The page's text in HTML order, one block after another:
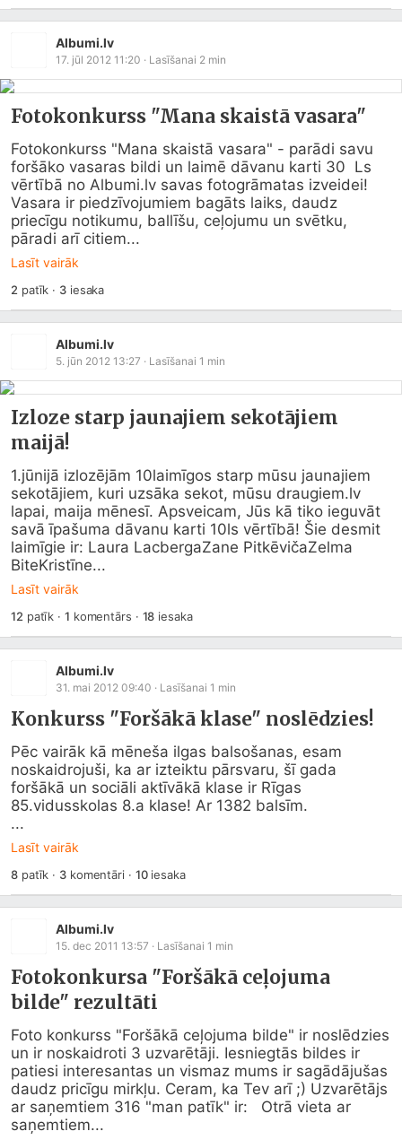
Albumi.lv
17. jūl 2012 11:20 · Lasīšanai 2 min
Fotokonkurss "Mana skaistā vasara"
Fotokonkurss "Mana skaistā vasara" - parādi savu
foršāko vasaras bildi un laimē dāvanu karti 30  Ls
vērtībā no Albumi.lv savas fotogrāmatas izveidei!
Vasara ir piedzīvojumiem bagāts laiks, daudz
priecīgu notikumu, ballīšu, ceļojumu un svētku,
pāradi arī citiem...
Lasīt vairāk
2 patīk · 3iesaka
Albumi.lv
5. jūn 2012 13:27 · Lasīšanai 1 min
Izloze starp jaunajiem sekotājiem
maijā!
1.jūnijā izlozējām 10laimīgos starp mūsu jaunajiem
sekotājiem, kuri uzsāka sekot, mūsu draugiem.lv
lapai, maija mēnesī. Apsveicam, Jūs kā tiko ieguvāt
savā īpašuma dāvanu karti 10ls vērtībā! Šie desmit
laimīgie ir: Laura LacbergaZane PitkēvičaZelma
BiteKristīne...
Lasīt vairāk
12 patīk · 1 komentārs · 18 iesaka
Albumi.lv
31. mai 2012 09:40 · Lasīšanai 1 min
Konkurss "Foršākā klase" noslēdzies!
Pēc vairāk kā mēneša ilgas balsošanas, esam
noskaidrojuši, ka ar izteiktu pārsvaru, šī gada
foršākā un sociāli aktīvākā klase ir Rīgas
85.vidusskolas 8.a klase! Ar 1382 balsīm.
...
Lasīt vairāk
8patīk · 3komentāri · 10iesaka
Albumi.lv
15. dec 2011 13:57 · Lasīšanai 1 min
Fotokonkursa "Foršākā ceļojuma
bilde" rezultāti
Foto konkurss "Foršākā ceļojuma bilde" ir noslēdzies
un ir noskaidroti 3 uzvarētāji. Iesniegtās bildes ir
patiesi interesantas un vismaz mums ir sagādājušas
daudz pricīgu mirkļu. Ceram, ka Tev arī ;) Uzvarētājs
ar saņemtiem 316 "man patīk" ir:   Otrā vieta ar
saņemtiem...